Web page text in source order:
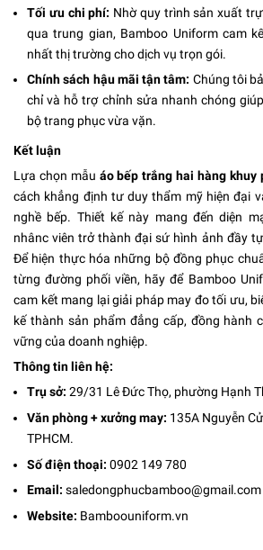
Tối ưu chi phí: Nhờ quy trình sản xuất
qua trung gian, Bamboo Uniform cam
nhất thị trường cho dịch vụ trọn gói.
Chính sách hậu mãi tận tâm: Chúng tôi
chỉ và hỗ trợ chỉnh sửa nhanh chóng
bộ trang phục vừa vặn.
Kết luận
Lựa chọn mẫu áo bếp trắng hai hàng khuy
cách khẳng định tư duy thẩm mỹ hiện đại
nghề bếp. Thiết kế này mang đến diện
nhânc viên trở thành đại sứ hình ảnh đầy
Để hiện thực hóa những bộ đồng phục
từng đường phối viền, hãy để Bamboo
cam kết mang lại giải pháp may đo tối ưu,
kế thành sản phẩm đẳng cấp, đồng hành
vững của doanh nghiệp.
Thông tin liên hệ:
Trụ sở: 29/31 Lê Đức Thọ, phường Hạnh
Văn phòng + xưởng may: 135A Nguyễn
TPHCM.
Số điện thoại: 0902 149 780
Email: saledongphucbamboo@gmail.com
Website: Bamboouniform.vn